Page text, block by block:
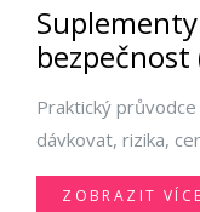
bezpečnost
Praktický
dávkovat, rizika,
ZOBRAZIT VÍCE